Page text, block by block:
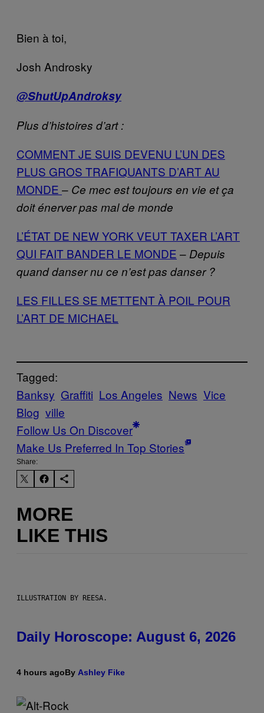
Bien à toi,
Josh Androsky
@ShutUpAndroksy
Plus d’histoires d’art :
COMMENT JE SUIS DEVENU L’UN DES
PLUS GROS TRAFIQUANTS D’ART AU
MONDE – Ce mec est toujours en vie et ça
doit énerver pas mal de monde
L’ÉTAT DE NEW YORK VEUT TAXER L’ART
QUI FAIT BANDER LE MONDE – Depuis
quand danser nu ce n’est pas danser ?
LES FILLES SE METTENT À POIL POUR
L’ART DE MICHAEL
Tagged:
Banksy Graffiti Los Angeles News Vice
Blog ville
Follow Us On Discover
Make Us Preferred In Top Stories
Share:
MORE
LIKE THIS
ILLUSTRATION BY REESA.
Daily Horoscope: August 6, 2026
4 hours agoBy Ashley Fike